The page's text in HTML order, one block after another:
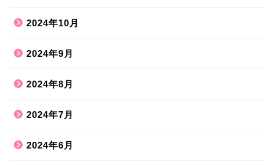
2024年10月
2024年9月
2024年8月
2024年7月
2024年6月